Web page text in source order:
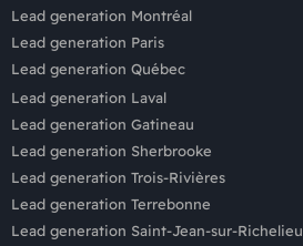
Lead generation Montréal
Lead generation Paris
Lead generation Québec
Lead generation Laval
Lead generation Gatineau
Lead generation Sherbrooke
Lead generation Trois-Rivières
Lead generation Terrebonne
Lead generation Saint-Jean-sur-Richelieu